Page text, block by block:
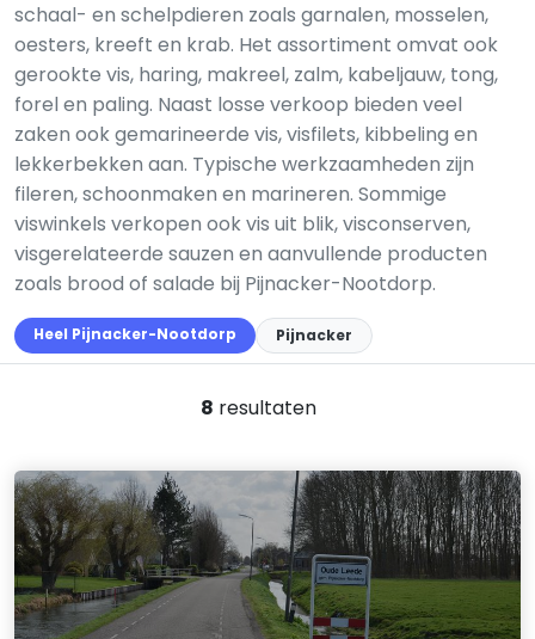
schaal- en schelpdieren zoals garnalen, mosselen,
oesters, kreeft en krab. Het assortiment omvat ook
gerookte vis, haring, makreel, zalm, kabeljauw, tong,
forel en paling. Naast losse verkoop bieden veel
zaken ook gemarineerde vis, visfilets, kibbeling en
lekkerbekken aan. Typische werkzaamheden zijn
fileren, schoonmaken en marineren. Sommige
viswinkels verkopen ook vis uit blik, visconserven,
visgerelateerde sauzen en aanvullende producten
zoals brood of salade bij Pijnacker-Nootdorp.
Heel Pijnacker-Nootdorp Pijnacker
8 resultaten